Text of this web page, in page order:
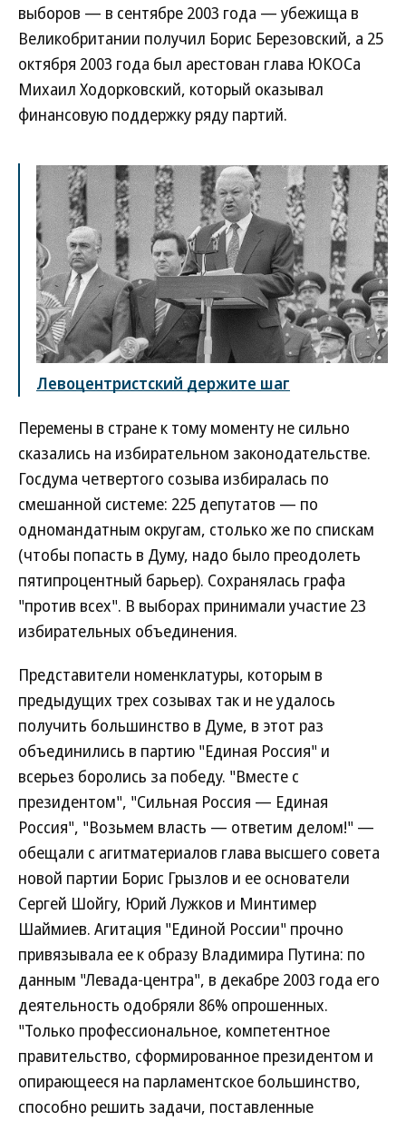
выборов — в сентябре 2003 года — убежища в
Великобритании получил Борис Березовский, а 25
октября 2003 года был арестован глава ЮКОСа
Михаил Ходорковский, который оказывал
финансовую поддержку ряду партий.
Левоцентристский держите шаг
Перемены в стране к тому моменту не сильно
сказались на избирательном законодательстве.
Госдума четвертого созыва избиралась по
смешанной системе: 225 депутатов — по
одномандатным округам, столько же по спискам
(чтобы попасть в Думу, надо было преодолеть
пятипроцентный барьер). Сохранялась графа
"против всех". В выборах принимали участие 23
избирательных объединения.
Представители номенклатуры, которым в
предыдущих трех созывах так и не удалось
получить большинство в Думе, в этот раз
объединились в партию "Единая Россия" и
всерьез боролись за победу. "Вместе с
президентом", "Сильная Россия — Единая
Россия", "Возьмем власть — ответим делом!" —
обещали с агитматериалов глава высшего совета
новой партии Борис Грызлов и ее основатели
Сергей Шойгу, Юрий Лужков и Минтимер
Шаймиев. Агитация "Единой России" прочно
привязывала ее к образу Владимира Путина: по
данным "Левада-центра", в декабре 2003 года его
деятельность одобряли 86% опрошенных.
"Только профессиональное, компетентное
правительство, сформированное президентом и
опирающееся на парламентское большинство,
способно решить задачи, поставленные